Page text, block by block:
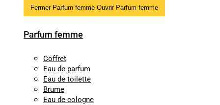
Fermer Parfum femme Ouvrir Parfum femme
Parfum femme
Coffret
Eau de parfum
Eau de toilette
Brume
Eau de cologne